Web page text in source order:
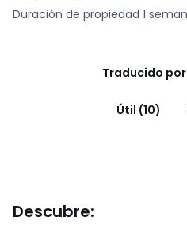
Duración de propiedad 1
Traducido
Útil (10)
Descubre: